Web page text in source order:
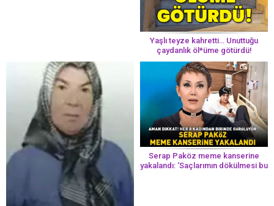
Yaşlı teyze kahretti… Unuttuğu
çaydanlık öl*üme götürdü!
Serap Paköz meme kanserine
yakalandı: ‘Saçlarımın dökülmesi bu